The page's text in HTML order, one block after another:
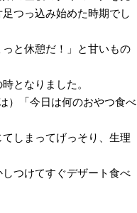
つっ込み始めた時期でし
と休憩だ！」と甘いもの
となりました。
）「今日は何のおやつ食べ
しまってげっそり、生理
つけてすぐデザート食べ